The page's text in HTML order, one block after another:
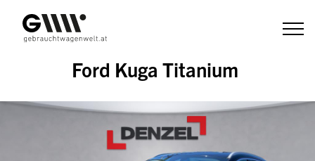
Zum
Inhalt
Ford Kuga Titanium